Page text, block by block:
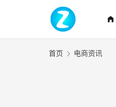
home_filled
首页 电商资讯